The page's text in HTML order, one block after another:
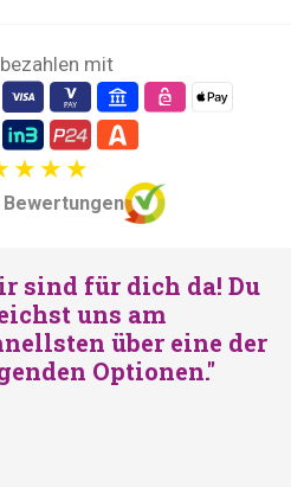
mit
Bewertungen
sind für dich da! Du
uns am
über eine der
Optionen."